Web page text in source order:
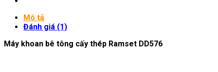
Mô tả
Đánh giá (1)
Máy khoan bê tông cấy thép Ramset DD576